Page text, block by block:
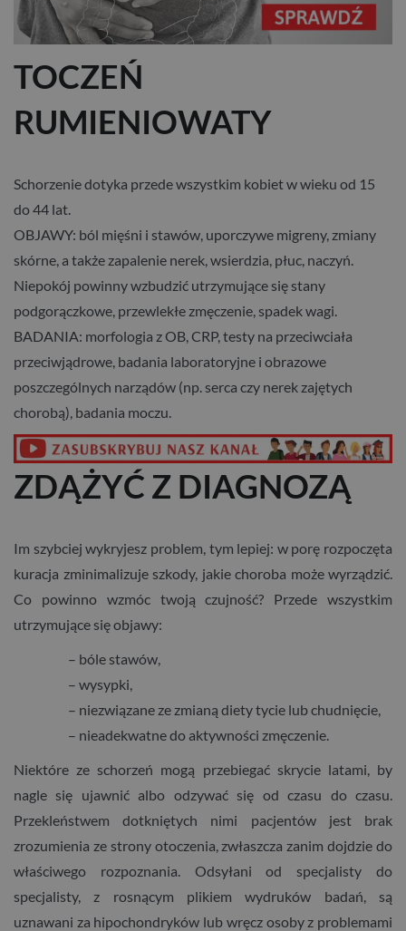
TOCZEŃ
RUMIENIOWATY
Schorzenie dotyka przede wszystkim kobiet w wieku od 15
do 44 lat.
OBJAWY: ból mięśni i stawów, uporczywe migreny, zmiany
skórne, a także zapalenie nerek, wsierdzia, płuc, naczyń.
Niepokój powinny wzbudzić utrzymujące się stany
podgorączkowe, przewlekłe zmęczenie, spadek wagi.
BADANIA: morfologia z OB, CRP, testy na przeciwciała
przeciwjądrowe, badania laboratoryjne i obrazowe
poszczególnych narządów (np. serca czy nerek zajętych
chorobą), badania moczu.
ZDĄŻYĆ Z DIAGNOZĄ
Im szybciej wykryjesz problem, tym lepiej: w porę rozpoczęta
kuracja zminimalizuje szkody, jakie choroba może wyrządzić.
Co powinno wzmóc twoją czujność? Przede wszystkim
utrzymujące się objawy:
– bóle stawów,
– wysypki,
– niezwiązane ze zmianą diety tycie lub chudnięcie,
– nieadekwatne do aktywności zmęczenie.
Niektóre ze schorzeń mogą przebiegać skrycie latami, by
nagle się ujawnić albo odzywać się od czasu do czasu.
Przekleństwem dotkniętych nimi pacjentów jest brak
zrozumienia ze strony otoczenia, zwłaszcza zanim dojdzie do
właściwego rozpoznania. Odsyłani od specjalisty do
specjalisty, z rosnącym plikiem wydruków badań, są
uznawani za hipochondryków lub wręcz osoby z problemami